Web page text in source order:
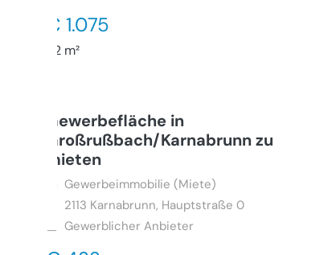
€ 1.075
62 m²
Gewerbefläche in
Großrußbach/Karnabrunn zu
mieten
Gewerbeimmobilie (Miete)
2113 Karnabrunn, Hauptstraße 0
Gewerblicher Anbieter